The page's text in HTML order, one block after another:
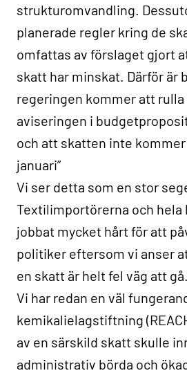
strukturomvandling.
planerade regler kring de
omfattas av förslaget gjort
skatt har minskat. Därför är
regeringen kommer att
aviseringen i
och att skatten inte
januari”
Vi ser detta som en stor
Textilimportörerna och hela
jobbat mycket hårt för att
politiker eftersom vi anser
en skatt är helt fel väg att gå.
Vi har redan en väl
kemikalielagstiftning
av en särskild skatt skulle
administrativ börda och